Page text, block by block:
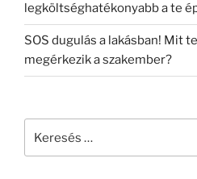
legköltséghatékonyabb a te
SOS dugulás a lakásban! Mit
megérkezik a szakember?